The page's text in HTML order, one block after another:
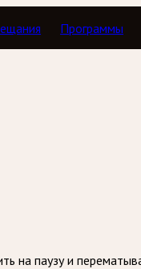
Программы
Музыка для глаз
на паузу и